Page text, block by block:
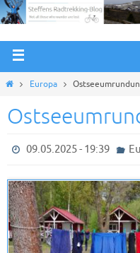
Europa
09.05.2025 - 19:39